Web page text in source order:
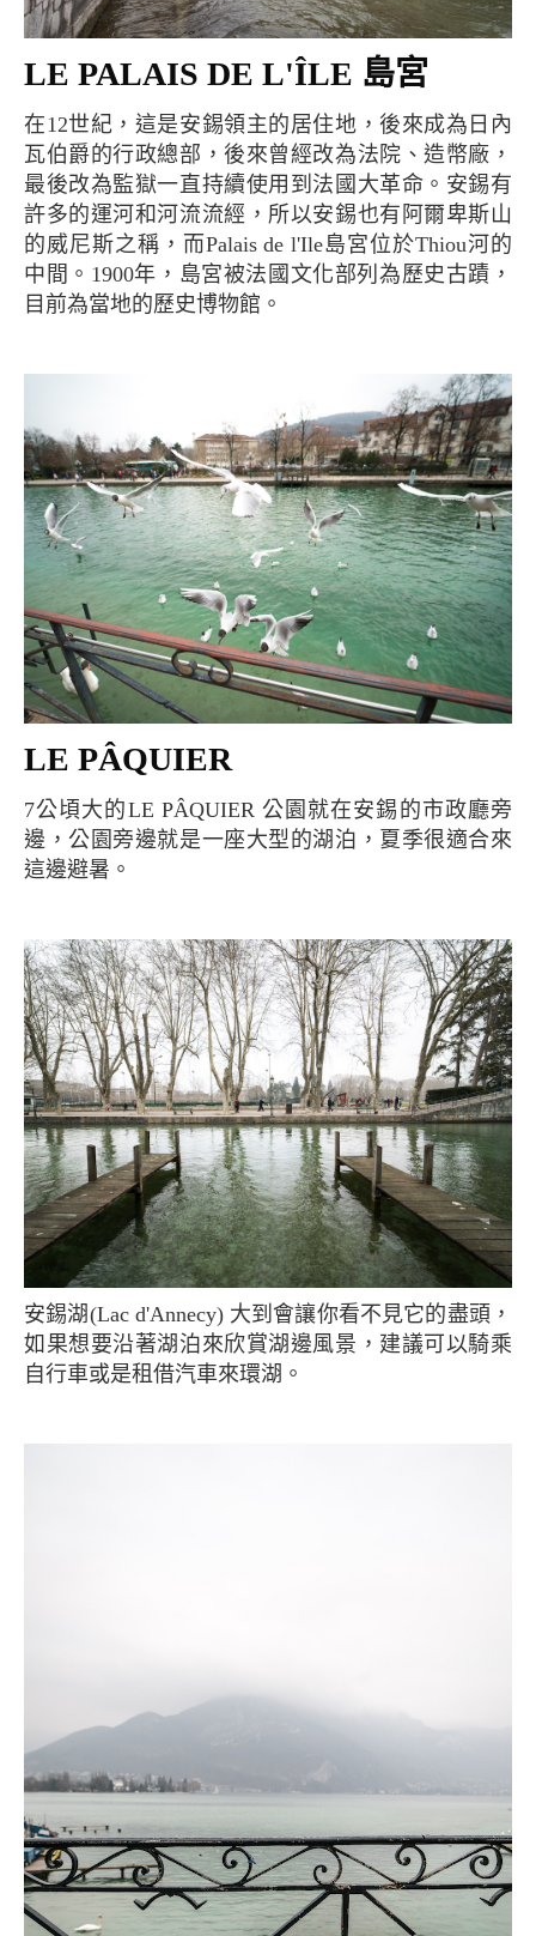
LE PALAIS DE L'ÎLE 島宮
在12世紀，這是安錫領主的居住地，後來成為日內
瓦伯爵的行政總部，後來曾經改為法院、造幣廠，
最後改為監獄一直持續使用到法國大革命。安錫有
許多的運河和河流流經，所以安錫也有阿爾卑斯山
的威尼斯之稱，而Palais de l'Ile島宮位於Thiou河的
中間。1900年，島宮被法國文化部列為歷史古蹟，
目前為當地的歷史博物館。
LE PÂQUIER
7公頃大的LE PÂQUIER 公園就在安錫的市政廳旁
邊，公園旁邊就是一座大型的湖泊，夏季很適合來
這邊避暑。
安錫湖(Lac d'Annecy) 大到會讓你看不見它的盡頭，
如果想要沿著湖泊來欣賞湖邊風景，建議可以騎乘
自行車或是租借汽車來環湖。